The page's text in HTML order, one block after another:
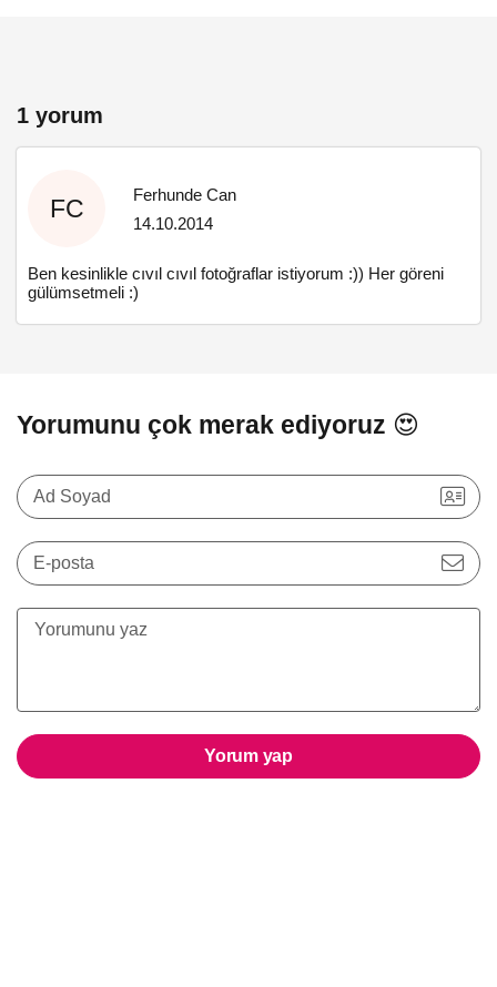
1 yorum
FC
Ferhunde Can
14.10.2014
Ben kesinlikle cıvıl cıvıl fotoğraflar istiyorum :)) Her göreni
gülümsetmeli :)
Yorumunu çok merak ediyoruz 😍
Ad Soyad
E-posta
Yorum yap